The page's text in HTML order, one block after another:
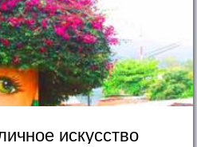
искусство